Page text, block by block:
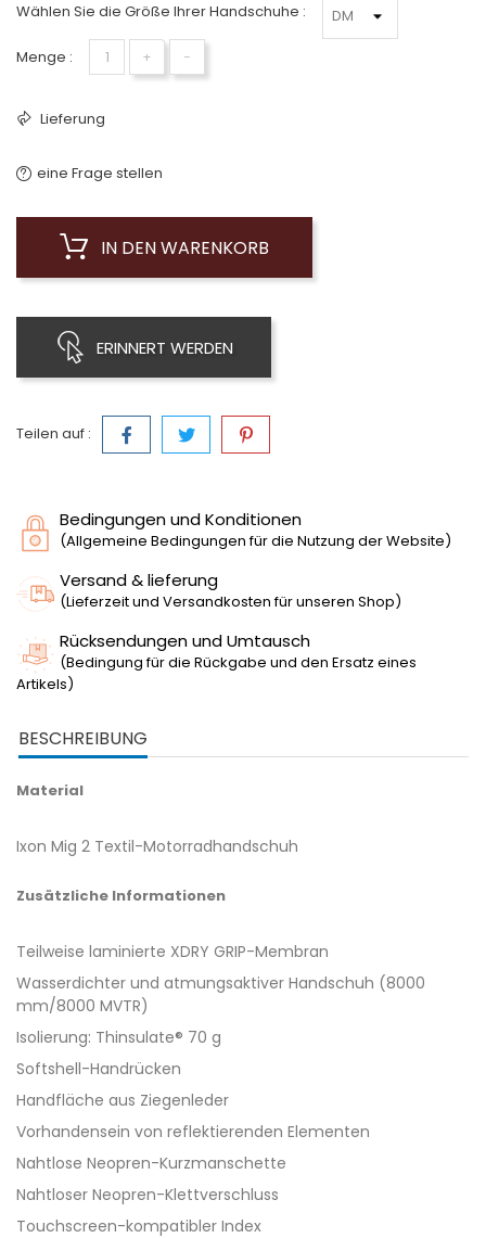
Wählen Sie die Größe Ihrer Handschuhe :
Menge : + −
Lieferung
eine Frage stellen
IN DEN WARENKORB
ERINNERT WERDEN
Teilen auf :
Bedingungen und Konditionen
(Allgemeine Bedingungen für die Nutzung der Website)
Versand & lieferung
(Lieferzeit und Versandkosten für unseren Shop)
Rücksendungen und Umtausch
(Bedingung für die Rückgabe und den Ersatz eines
Artikels)
BESCHREIBUNG
Material
Ixon Mig 2 Textil-Motorradhandschuh
Zusätzliche Informationen
Teilweise laminierte XDRY GRIP-Membran
Wasserdichter und atmungsaktiver Handschuh (8000
mm/8000 MVTR)
Isolierung: Thinsulate® 70 g
Softshell-Handrücken
Handfläche aus Ziegenleder
Vorhandensein von reflektierenden Elementen
Nahtlose Neopren-Kurzmanschette
Nahtloser Neopren-Klettverschluss
Touchscreen-kompatibler Index